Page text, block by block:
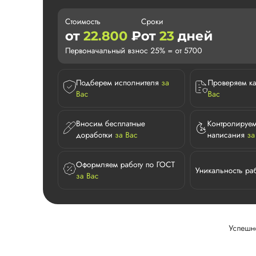
Стоимость
от 22.800 ₽
Сроки
от 23 дней
Первоначальный взнос 25% = от 5700
Подберем исполнителя за
Вас
Проверяем
Вас
Вносим бесплатные
доработки за Вас
написания
Оформляем работу по ГОСТ
за Вас
Уникальность